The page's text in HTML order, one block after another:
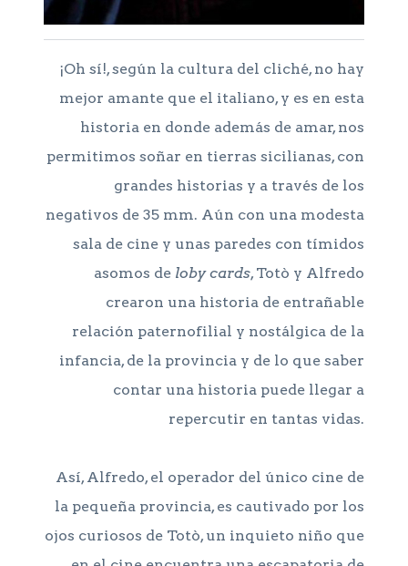
¡Oh sí!, según la cultura del cliché, no hay
mejor amante que el italiano, y es en esta
historia en donde además de amar, nos
permitimos soñar en tierras sicilianas, con
grandes historias y a través de los
negativos de 35 mm. Aún con una modesta
sala de cine y unas paredes con tímidos
asomos de loby cards, Totò y Alfredo
crearon una historia de entrañable
relación paternofilial y nostálgica de la
infancia, de la provincia y de lo que saber
contar una historia puede llegar a
repercutir en tantas vidas.
Así, Alfredo, el operador del único cine de
la pequeña provincia, es cautivado por los
ojos curiosos de Totò, un inquieto niño que